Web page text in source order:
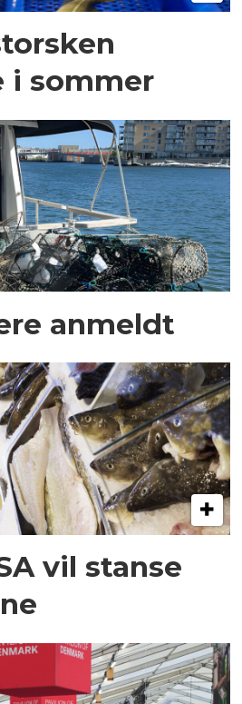
i sommer
anmeldt
vil stanse